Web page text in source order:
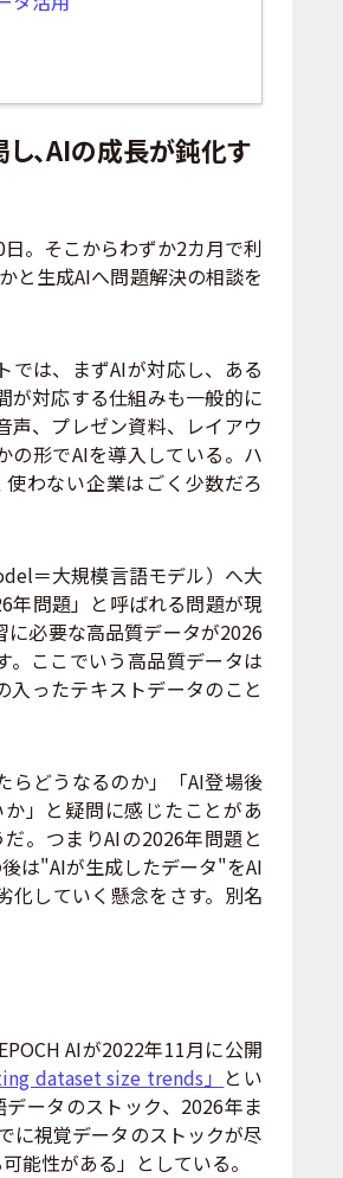
、AIの成長が鈍化す
。そこからわずか2カ月で利
と生成AIへ問題解決の相談を
は、まずAIが対応し、ある
が対応する仕組みも一般的に
声、プレゼン資料、レイアウ
の形でAIを導入している。ハ
わない企業はごく少数だろ
＝大規模言語モデル）へ大
年問題」と呼ばれる問題が現
に必要な高品質データが2026
。ここでいう高品質データは
入ったテキストデータのこと
らどうなるのか」「AI登場後
」と疑問に感じたことがあ
。つまりAIの2026年問題と
は"AIが生成したデータ"をAI
化していく懸念をさす。別名
AIが2022年11月に公開
dataset size trends」 とい
ータのストック、2026年ま
に視覚データのストックが尽
能性がある」としている。